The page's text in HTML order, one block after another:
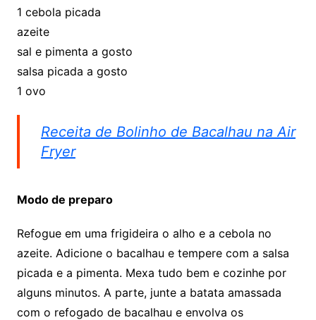
1 cebola picada
azeite
sal e pimenta a gosto
salsa picada a gosto
1 ovo
Receita de Bolinho de Bacalhau na Air
Fryer
Modo de preparo
Refogue em uma frigideira o alho e a cebola no
azeite. Adicione o bacalhau e tempere com a salsa
picada e a pimenta. Mexa tudo bem e cozinhe por
alguns minutos. A parte, junte a batata amassada
com o refogado de bacalhau e envolva os